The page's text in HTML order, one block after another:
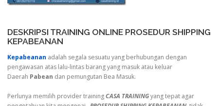
DESKRIPSI TRAINING ONLINE PROSEDUR SHIPPING
KEPABEANAN
Kepabeanan adalah segala sesuatu yang berhubungan dengan
pengawasan atas lalu-lintas barang yang masuk atau keluar
Daerah Pabean dan pemungutan Bea Masuk.
Perlunya memilih provider trainingCASA TRAININGyang tepat agar